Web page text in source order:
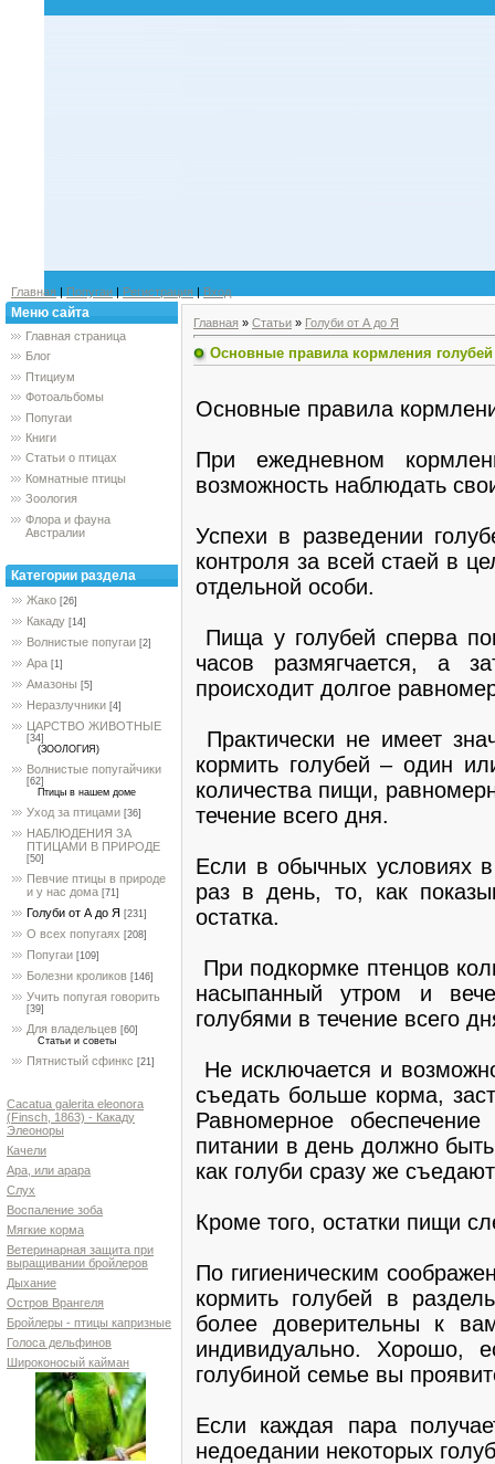
Главная | Попугаи | Регистрация | Вход
Меню сайта
Главная страница
Блог
Птициум
Фотоальбомы
Попугаи
Книги
Статьи о птицах
Комнатные птицы
Зоология
Флора и фауна
Австралии
Категории раздела
Жако [26]
Какаду [14]
Волнистые попугаи [2]
Ара [1]
Амазоны [5]
Неразлучники [4]
ЦАРСТВО ЖИВОТНЫЕ
[34]
(ЗООЛОГИЯ)
Волнистые попугайчики
[62]
Птицы в нашем доме
Уход за птицами [36]
НАБЛЮДЕНИЯ ЗА
ПТИЦАМИ В ПРИРОДЕ
[50]
Певчие птицы в природе
и у нас дома [71]
Голуби от А до Я [231]
О всех попугаях [208]
Попугаи [109]
Болезни кроликов [146]
Учить попугая говорить
[39]
Для владельцев [60]
Статьи и советы
Пятнистый сфинкс [21]
Cacatua galerita eleonora
(Finsch, 1863) - Какаду
Элеоноры
Качели
Ара, или арара
Слух
Воспаление зоба
Мягкие корма
Ветеринарная защита при
выращивании бройлеров
Дыхание
Остров Врангеля
Бройлеры - птицы капризные
Голоса дельфинов
Широконосый кайман
Главная » Статьи » Голуби от А до Я
Основные правила кормления голубей
Основные правила
При ежедневном
возможность наблюдать
Успехи в разведении
контроля за всей стаей в
отдельной особи.
Пища у голубей сперва
часов размягчается, а
происходит долгое
Практически не имеет
кормить голубей – один
количества пищи,
течение всего дня.
Если в обычных условиях
раз в день, то, как
остатка.
При подкормке птенцов
насыпанный утром и
голубями в течение всего
Не исключается и
съедать больше корма,
Равномерное
питании в день должно
как голуби сразу же
Кроме того, остатки пищи
По гигиеническим
кормить голубей в
более доверительны к
индивидуально. Хорошо,
голубиной семье вы
Если каждая пара
недоедании некоторых